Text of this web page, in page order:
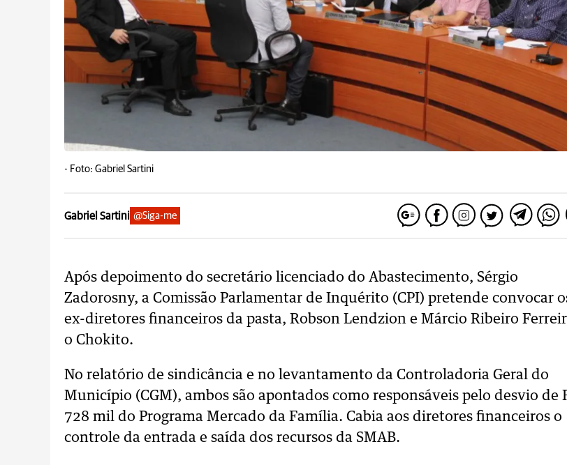
- Foto: Gabriel Sartini
Gabriel Sartini @Siga-me
Após depoimento do secretário licenciado do Abastecimento, Sérgio
Zadorosny, a Comissão Parlamentar de Inquérito (CPI) pretende convocar
ex-diretores financeiros da pasta, Robson Lendzion e Márcio Ribeiro
o Chokito.
No relatório de sindicância e no levantamento da Controladoria Geral do
Município (CGM), ambos são apontados como responsáveis pelo desvio de
728 mil do Programa Mercado da Família. Cabia aos diretores financeiros o
controle da entrada e saída dos recursos da SMAB.